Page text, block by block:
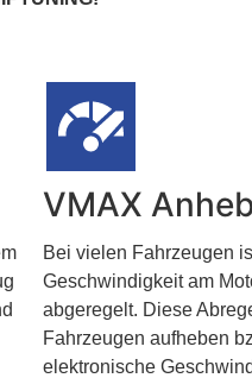
VMAX
Bei vielen Fahrzeugen
Geschwindigkeit am
abgeregelt. Diese
Fahrzeugen aufheben
elektronische